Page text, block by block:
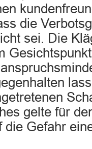
die
sei. Die
gelte für
die Gefahr